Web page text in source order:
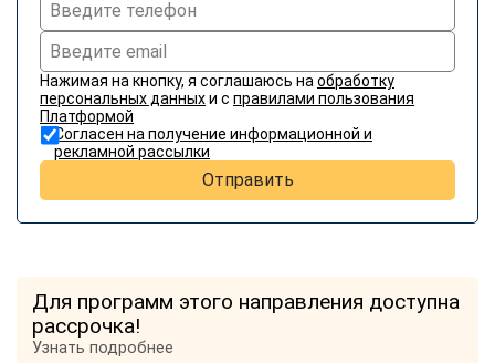
Нажимая на кнопку, я соглашаюсь на обработку
персональных данныхи с правилами пользования
Платформой
Согласен на получение информационной и
рекламной рассылки
Отправить
Для программ этого направления доступна
рассрочка!
Узнать подробнее
Telegram
Vkontakte EMail
Max